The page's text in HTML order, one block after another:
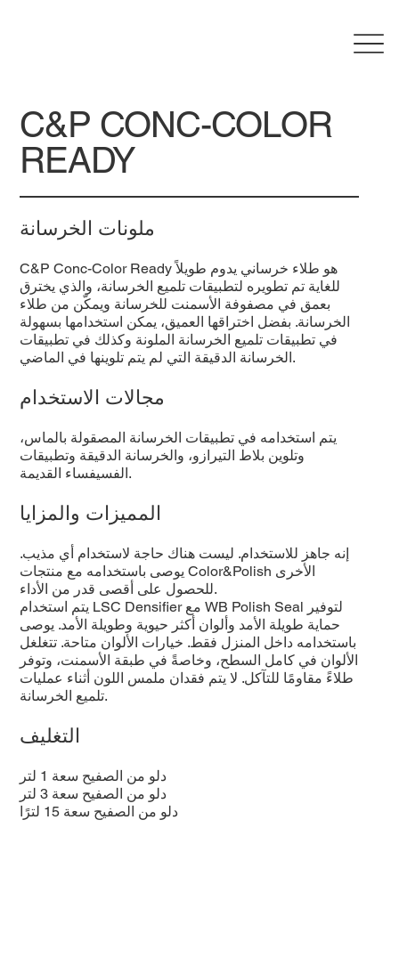
C&P CONC-COLOR
READY
ملونات الخرسانة
C&P Conc-Color Ready هو طلاء خرساني يدوم طويلاً
للغاية تم تطويره لتطبيقات تلميع الخرسانة، والذي يخترق
بعمق في مصفوفة الأسمنت للخرسانة ويمكّن من طلاء
الخرسانة. بفضل اختراقها العميق، يمكن استخدامها بسهولة
في تطبيقات تلميع الخرسانة الملونة وكذلك في تطبيقات
الخرسانة الدقيقة التي لم يتم تلوينها في الماضي.
مجالات الاستخدام
يتم استخدامه في تطبيقات الخرسانة المصقولة بالماس،
وتلوين بلاط التيرازو، والخرسانة الدقيقة وتطبيقات
الفسيفساء القديمة.
المميزات والمزايا
إنه جاهز للاستخدام. ليست هناك حاجة لاستخدام أي مذيب.
يوصى باستخدامه مع منتجات Color&Polish الأخرى
للحصول على أقصى قدر من الأداء.
يتم استخدام LSC Densifier مع WB Polish Seal لتوفير
حماية طويلة الأمد وألوان أكثر حيوية وطويلة الأمد. يوصى
باستخدامه داخل المنزل فقط. خيارات الألوان متاحة. تتغلغل
الألوان في كامل السطح، وخاصةً في طبقة الأسمنت، وتوفر
طلاءً مقاومًا للتآكل. لا يتم فقدان ملمس اللون أثناء عمليات
تلميع الخرسانة.
التغليف
دلو من الصفيح سعة 1 لتر
دلو من الصفيح سعة 3 لتر
دلو من الصفيح سعة 15 لترًا